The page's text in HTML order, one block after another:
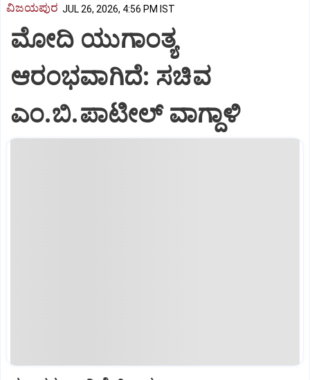
ವಿಜಯಪುರ JUL 26, 2026, 4:56 PM IST
ಮೋದಿ ಯುಗಾಂತ್ಯ
ಆರಂಭವಾಗಿದೆ: ಸಚಿವ
ಎಂ.ಬಿ.ಪಾಟೀಲ್ ವಾಗ್ದಾಳಿ